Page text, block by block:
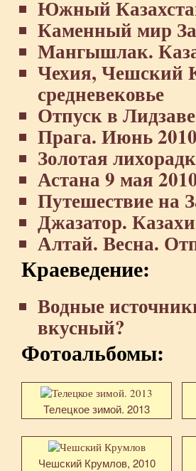
Южный
Каменный мир
Мангышлак.
Чехия, Чешский
средневековье
Отпуск в
Прага. Июнь
Золотая
Астана 9 мая
Путешествие на
Джазатор.
Алтай. Весна.
Краеведение:
Водные
вкусный?
Фотоальбомы:
Телецкое зимой. 2013
Чешский Крумлов, 2010